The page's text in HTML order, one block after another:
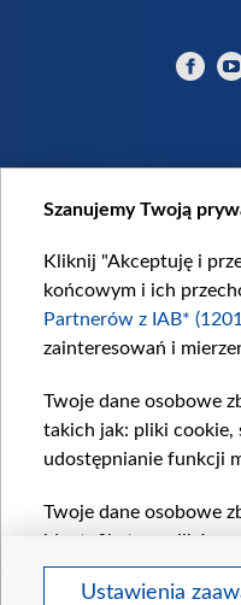
Szanujemy Twoją
Kliknij "Akceptuję i
końcowym i ich
Partnerów z IAB*
zainteresowań i
Twoje dane osobowe
takich jak: pliki cookie,
udostępnianie funkcji
Twoje dane osobowe
identyfikatory plików
pozostałych
wyboruUstawienia